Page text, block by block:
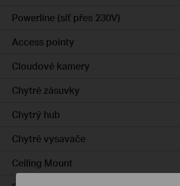
Powerline (síť přes 230V)
Access pointy
Cloudové kamery
Chytré zásuvky
Chytrý hub
Chytré vysavače
Ceiling Mount